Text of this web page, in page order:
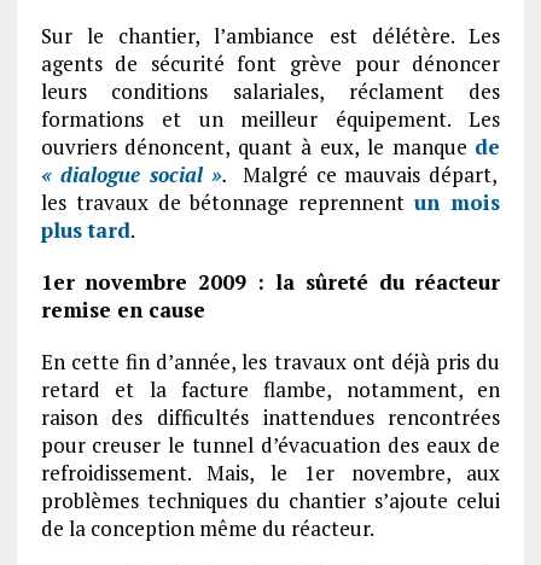
Sur le chantier, l’ambiance est délétère. Les
agents de sécurité font grève pour dénoncer
leurs conditions salariales, réclament des
formations et un meilleur équipement. Les
ouvriers dénoncent, quant à eux, le manque de
« dialogue social ».Malgré ce mauvais départ,
les travaux de bétonnage reprennentun mois
plus tard.
1er novembre 2009 : la sûreté du réacteur
remise en cause
En cette fin d’année, les travaux ont déjà pris du
retard et la facture flambe, notamment, en
raison des difficultés inattendues rencontrées
pour creuser le tunnel d’évacuation des eaux de
refroidissement. Mais, le 1er novembre, aux
problèmes techniques du chantier s’ajoute celui
de la conception même du réacteur.